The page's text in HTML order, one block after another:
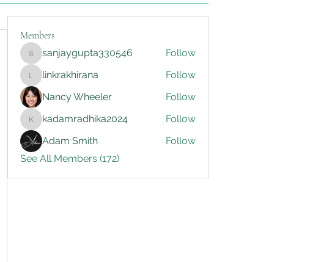
Members
sanjaygupta330546
sanjaygupta330546 Follow
linkrakhirana
linkrakhirana
Follow
Nancy Wheeler
Follow
kadamradhika2024
kadamradhika2024
Follow
Adam Smith
Follow
See All Members (172)